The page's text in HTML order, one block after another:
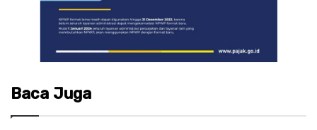
Baca Juga